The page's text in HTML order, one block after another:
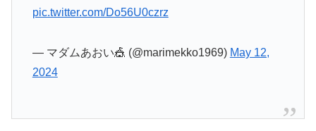
pic.twitter.com/Do56U0czrz
— マダムあおい🎪 (@marimekko1969) May 12,
2024